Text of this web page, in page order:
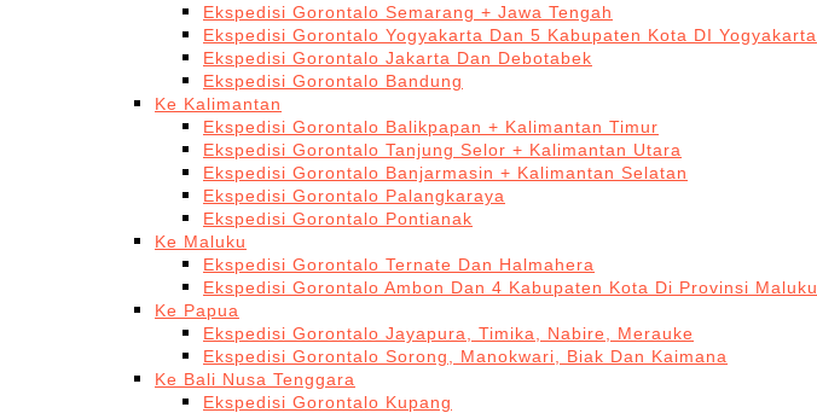
Ekspedisi Gorontalo Semarang + Jawa Tengah
Ekspedisi Gorontalo Yogyakarta Dan 5 Kabupaten Kota DI Yogyakarta
Ekspedisi Gorontalo Jakarta Dan Debotabek
Ekspedisi Gorontalo Bandung
Ke Kalimantan
Ekspedisi Gorontalo Balikpapan + Kalimantan Timur
Ekspedisi Gorontalo Tanjung Selor + Kalimantan Utara
Ekspedisi Gorontalo Banjarmasin + Kalimantan Selatan
Ekspedisi Gorontalo Palangkaraya
Ekspedisi Gorontalo Pontianak
Ke Maluku
Ekspedisi Gorontalo Ternate Dan Halmahera
Ekspedisi Gorontalo Ambon Dan 4 Kabupaten Kota Di Provinsi Maluku
Ke Papua
Ekspedisi Gorontalo Jayapura, Timika, Nabire, Merauke
Ekspedisi Gorontalo Sorong, Manokwari, Biak Dan Kaimana
Ke Bali Nusa Tenggara
Ekspedisi Gorontalo Kupang